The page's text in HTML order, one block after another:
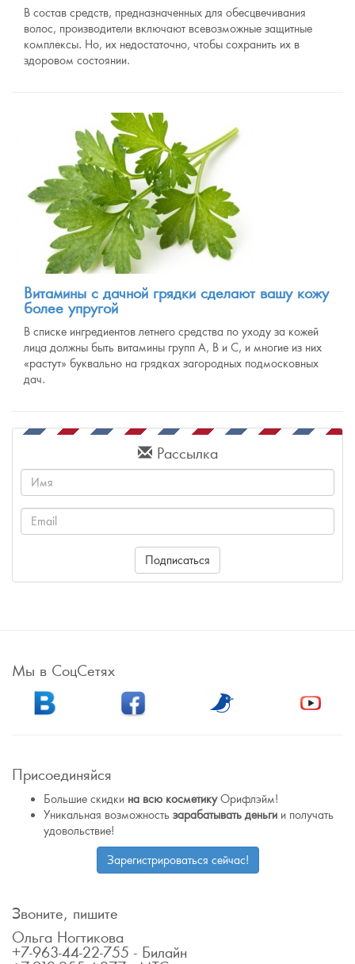
В состав средств, предназначенных для обесцвечивания
волос, производители включают всевозможные защитные
комплексы. Но, их недостаточно, чтобы сохранить их в
здоровом состоянии.
Витамины с дачной грядки сделают вашу кожу
более упругой
В списке ингредиентов летнего средства по уходу за кожей
лица должны быть витамины групп А, В и С, и многие из них
«растут» буквально на грядках загородных подмосковных
дач.
Рассылка
Подписаться
Мы в СоцСетях
Присоединяйся
Большие скидки на всю косметикуОрифлэйм!
Уникальная возможность зарабатывать деньги и получать
удовольствие!
Зарегистрироваться сейчас!
Звоните, пишите
Ольга Ногтикова
+7-963-44-22-755 - Билайн